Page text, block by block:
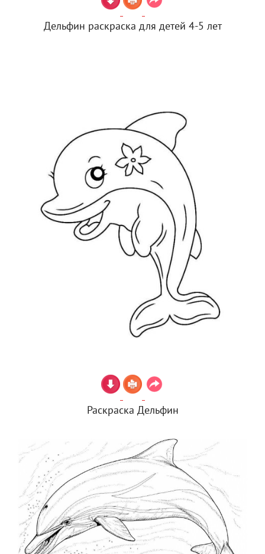
Дельфин раскраска для детей 4-5 лет
Раскраска Дельфин